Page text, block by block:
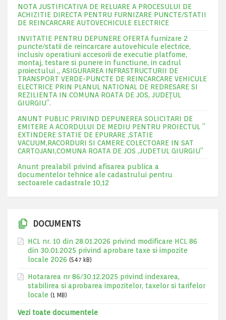
NOTA JUSTIFICATIVA DE RELUARE A PROCESULUI DE
ACHIZITIE DIRECTA PENTRU FURNIZARE PUNCTE/STATII
DE REINCARCARE AUTOVECHICULE ELECTRICE
INVITATIE PENTRU DEPUNERE OFERTA furnizare 2
puncte/statii de reincarcare autovehicule electrice,
inclusiv operatiuni accesorii de executie platfome,
montaj, testare si punere in functiune, in cadrul
proiectului „ ASIGURAREA INFRASTRUCTURII DE
TRANSPORT VERDE-PUNCTE DE REINCARCARE VEHICULE
ELECTRICE PRIN PLANUL NATIONAL DE REDRESARE SI
REZILIENTA IN COMUNA ROATA DE JOS, JUDEŢUL
GIURGIU”.
ANUNT PUBLIC PRIVIND DEPUNEREA SOLICITARI DE
EMITERE A ACORDULUI DE MEDIU PENTRU PROIECTUL ”
EXTINDERE STATIE DE EPURARE ,STATIE
VACUUM,RACORDURI SI CAMERE COLECTOARE IN SAT
CARTOJANI,COMUNA ROATA DE JOS ,JUDETUL GIURGIU”
Anunt prealabil privind afisarea publica a
documentelor tehnice ale cadastrului pentru
sectoarele cadastrale 10,12
DOCUMENTS
HCL nr. 10 din 28.01.2026 privind modificare HCL 86
din 30.01.2025 privind aprobare taxe si impozite
locale 2026 (547 kB)
Hotararea nr 86/30.12.2025 privind indexarea,
stabilirea si aprobarea impozitelor, taxelor si tarifelor
locale (1 MB)
Vezi toate documentele